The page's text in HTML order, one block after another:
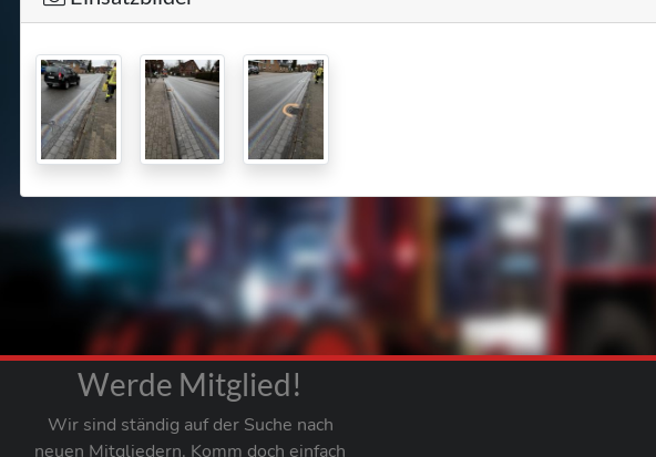
Werde Mitglied!
Wir sind ständig auf der Suche nach
neuen Mitgliedern. Komm doch einfach